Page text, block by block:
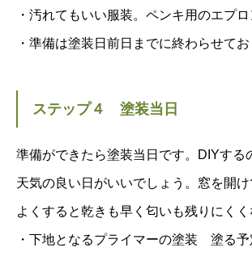
・汚れてもいい服装。ペンキ用のエプロ
・準備は塗装日前日までに終わらせてお
ステップ４ 塗装当日
準備ができたら塗装当日です。DIYする
天気の良い日がいいでしょう。窓を開
よくすると乾きも早く匂いも残りにくく
・下地となるプライマーの塗装 塗る